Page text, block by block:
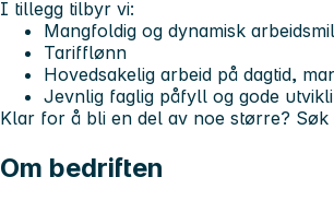
I tillegg tilbyr vi:
Mangfoldig og dynamisk
Tarifflønn
Hovedsakelig arbeid på dagtid,
Jevnlig faglig påfyll og gode
Klar for å bli en del av noe større? Søk
Om bedriften